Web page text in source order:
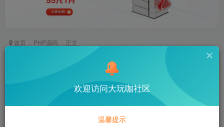
首页 PHP源码 正文
fir分发站源码，EarCMS应用分发程序 适合不会用
plist协议的小伙伴使用
爱，起于微笑，浓于亲吻，逝于泪水
私信
欢迎访问大玩咖社区
温馨提示